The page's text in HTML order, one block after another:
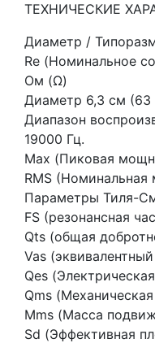
мм)
ТЕХНИЧЕСКИЕ
Диаметр /
Re (Номинальное
Ом (Ω)
Диаметр 6,3 см
Диапазон
19000 Гц.
Max (Пиковая
RMS
Параметры Тиля-
FS (резонансная
Qts (общая
Vas
Qes
Qms
Mms (Масса
Sd (Эффективная